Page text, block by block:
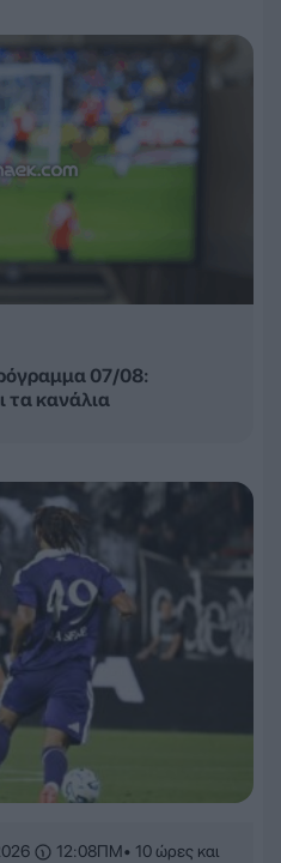
07/08:
τα κανάλια
12:08ΠΜ• 10 ώρες και